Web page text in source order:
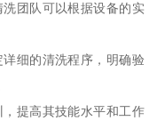
团队可以根据设备的实
细的清洗程序，明确验
提高其技能水平和工作